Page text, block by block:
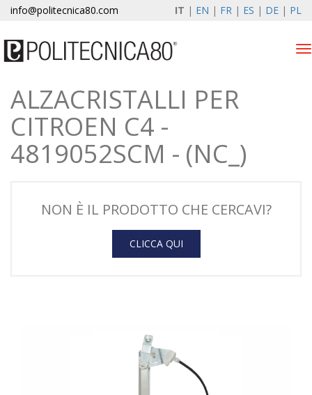
info@politecnica80.com IT | EN | FR | ES | DE | PL
venerdì 7 agosto 2026
Alzacristalli elettrici
Registrazione garanzia
News & Eventi
Contatti
ALZACRISTALLI PER
CITROEN C4 -
4819052SCM - (NC_)
NON È IL PRODOTTO CHE CERCAVI?
CLICCA QUI